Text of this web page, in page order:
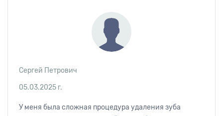
Сергей Петрович
05.03.2025 г.
У меня была сложная процедура удаления зуба